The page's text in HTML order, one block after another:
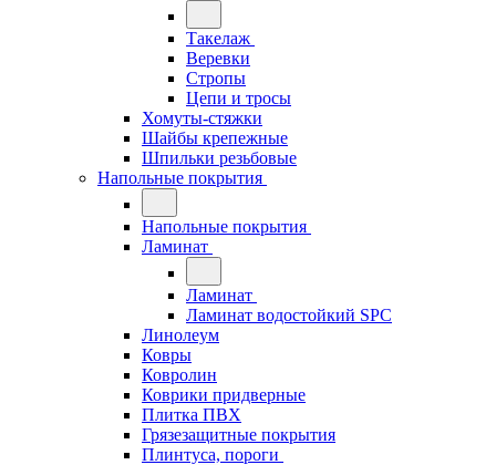
Такелаж
Веревки
Стропы
Цепи и тросы
Хомуты-стяжки
Шайбы крепежные
Шпильки резьбовые
Напольные покрытия
Напольные покрытия
Ламинат
Ламинат
Ламинат водостойкий SPC
Линолеум
Ковры
Ковролин
Коврики придверные
Плитка ПВХ
Грязезащитные покрытия
Плинтуса, пороги